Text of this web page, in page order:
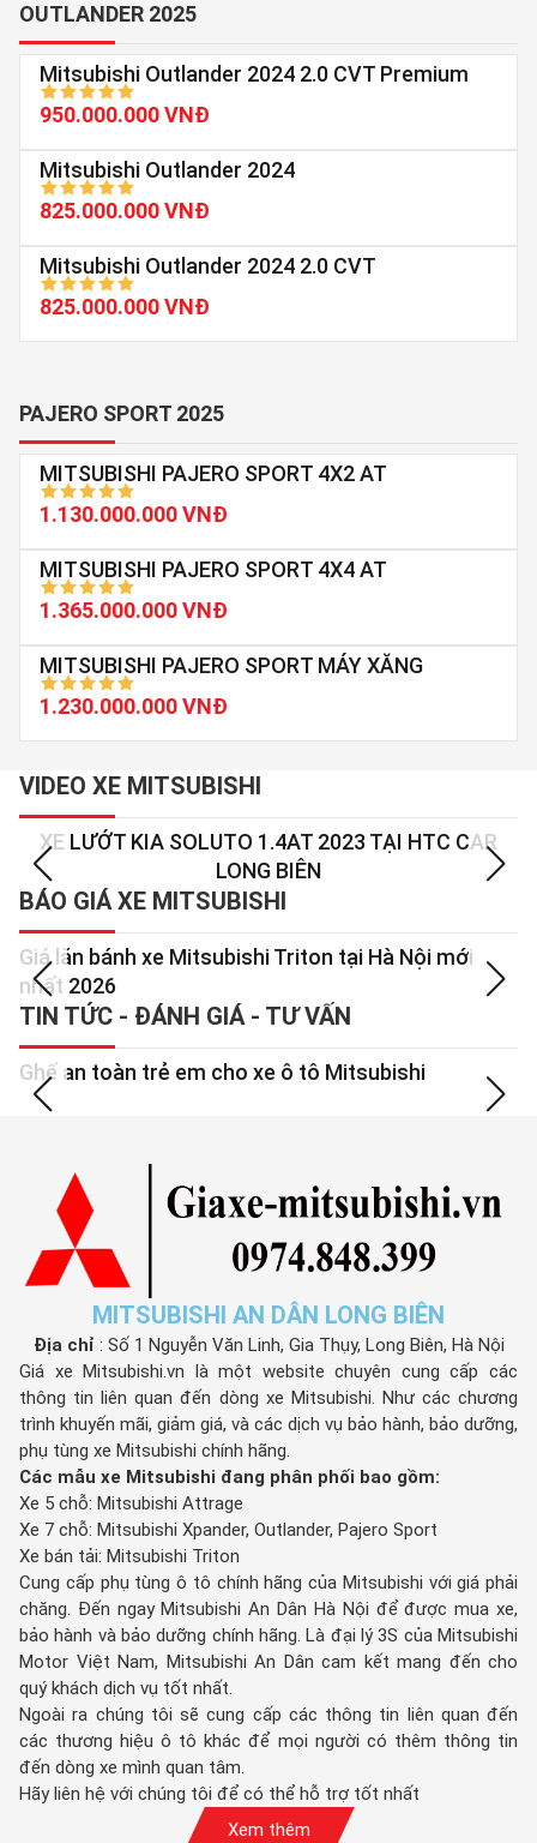
OUTLANDER 2025
Mitsubishi Outlander 2024 2.0 CVT Premium
950.000.000 VNĐ
Mitsubishi Outlander 2024
825.000.000 VNĐ
Mitsubishi Outlander 2024 2.0 CVT
825.000.000 VNĐ
PAJERO SPORT 2025
MITSUBISHI PAJERO SPORT 4X2 AT
1.130.000.000 VNĐ
MITSUBISHI PAJERO SPORT 4X4 AT
1.365.000.000 VNĐ
MITSUBISHI PAJERO SPORT MÁY XĂNG
1.230.000.000 VNĐ
VIDEO XE MITSUBISHI
XE LƯỚT KIA SOLUTO 1.4AT 2023 TẠI HTC CAR
LONG BIÊN
BÁO GIÁ XE MITSUBISHI
Giá lăn bánh xe Mitsubishi Triton tại Hà Nội mới
nhất 2026
TIN TỨC - ĐÁNH GIÁ - TƯ VẤN
Ghế an toàn trẻ em cho xe ô tô Mitsubishi
MITSUBISHI AN DÂN LONG BIÊN
Địa chỉ : Số 1 Nguyễn Văn Linh, Gia Thụy, Long Biên, Hà Nội
Giá xe Mitsubishi.vn là một website chuyên cung cấp các
thông tin liên quan đến dòng xe Mitsubishi. Như các chương
trình khuyến mãi, giảm giá, và các dịch vụ bảo hành, bảo dưỡng,
phụ tùng xe Mitsubishi chính hãng.
Các mẫu xe Mitsubishi đang phân phối bao gồm:
Xe 5 chỗ: Mitsubishi Attrage
Xe 7 chỗ: Mitsubishi Xpander, Outlander, Pajero Sport
Xe bán tải: Mitsubishi Triton
Cung cấp phụ tùng ô tô chính hãng của Mitsubishi với giá phải
chăng. Đến ngay Mitsubishi An Dân Hà Nội để được mua xe,
bảo hành và bảo dưỡng chính hãng. Là đại lý 3S của Mitsubishi
Motor Việt Nam, Mitsubishi An Dân cam kết mang đến cho
quý khách dịch vụ tốt nhất.
Ngoài ra chúng tôi sẽ cung cấp các thông tin liên quan đến
các thương hiệu ô tô khác để mọi người có thêm thông tin
đến dòng xe mình quan tâm.
Hãy liên hệ với chúng tôi để có thể hỗ trợ tốt nhất
Xem thêm